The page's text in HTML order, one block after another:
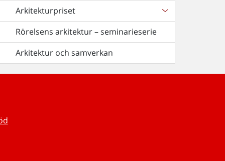
Arkitekturpriset
Rörelsens arkitektur – seminarieserie
Arkitektur och samverkan